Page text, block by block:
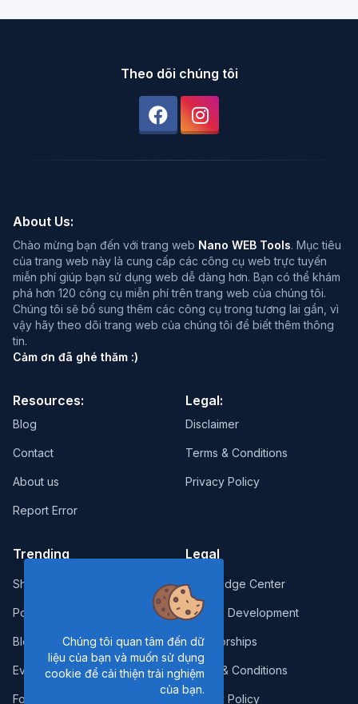
Theo dõi chúng tôi
About Us:
Chào mừng bạn đến với trang web Nano WEB Tools. Mục tiêu
của trang web này là cung cấp các công cụ web trực tuyến
miễn phí giúp bạn sử dụng web dễ dàng hơn. Bạn có thể khám
phá hơn 120 công cụ miễn phí trên trang web của chúng tôi.
Chúng tôi sẽ bổ sung thêm các công cụ trong tương lai gần, vì
vậy hãy theo dõi trang web của chúng tôi để biết thêm thông
tin.
Cảm ơn đã ghé thăm :)
Resources:
Blog
Contact
About us
Report Error
Legal:
Disclaimer
Terms & Conditions
Privacy Policy
Trending
Shop
Portfolio
Blog
Events
Forums
Legal
Knowledge Center
Custom Development
Sponsorships
Terms & Conditions
Privacy Policy
Chúng tôi quan tâm đến dữ
liệu của bạn và muốn sử dụng
cookie để cải thiện trải nghiệm
của bạn.